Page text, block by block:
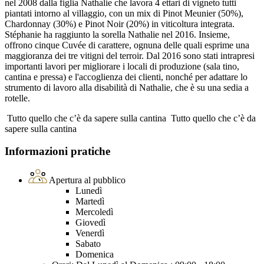
nel 2008 dalla figlia Nathalie che lavora 4 ettari di vigneto tutti
piantati intorno al villaggio, con un mix di Pinot Meunier (50%),
Chardonnay (30%) e Pinot Noir (20%) in viticoltura integrata.
Stéphanie ha raggiunto la sorella Nathalie nel 2016. Insieme,
offrono cinque Cuvée di carattere, ognuna delle quali esprime una
maggioranza dei tre vitigni del terroir. Dal 2016 sono stati intrapresi
importanti lavori per migliorare i locali di produzione (sala tino,
cantina e pressa) e l'accoglienza dei clienti, nonché per adattare lo
strumento di lavoro alla disabilità di Nathalie, che è su una sedia a
rotelle.
Tutto quello che c’è da sapere sulla cantina Tutto quello che c’è da
sapere sulla cantina
Informazioni pratiche
Apertura al pubblico
Lunedì
Martedì
Mercoledì
Giovedì
Venerdì
Sabato
Domenica